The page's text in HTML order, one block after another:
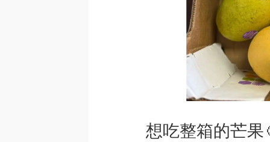
想吃整箱的芒果